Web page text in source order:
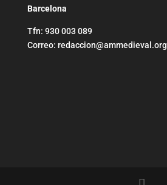
Barcelona
Tfn: 930 003 089
Correo: redaccion@ammedieval.org